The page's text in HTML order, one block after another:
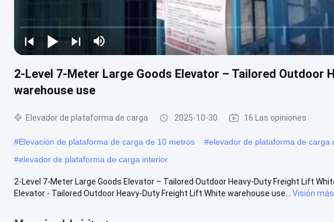
2-Level 7-Meter Large Goods Elevator – Tailored Outdoor
warehouse use
Elevador de plataforma de carga 2025-10-30 16 Las opiniones
#Elevación de plataforma de carga de 10 metros #elevador de plataforma de carga
#elevador de plataforma de carga interior
2-Level 7-Meter Large Goods Elevator – Tailored Outdoor Heavy-Duty Freight Lift
Elevator - Tailored Outdoor Heavy-Duty Freight Lift White warehouse use...
Visión más